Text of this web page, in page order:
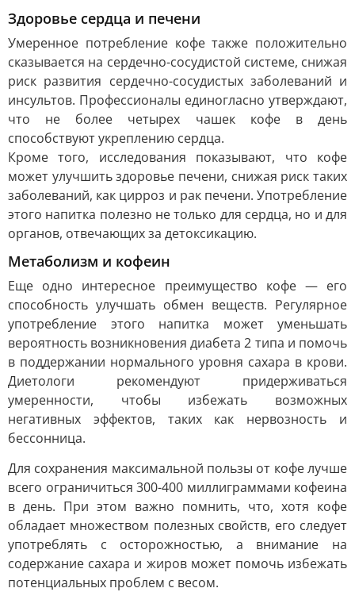
Здоровье сердца и печени
Умеренное потребление кофе также положительно
сказывается на сердечно-сосудистой системе, снижая
риск развития сердечно-сосудистых заболеваний и
инсультов. Профессионалы единогласно утверждают,
что не более четырех чашек кофе в день
способствуют укреплению сердца.
Кроме того, исследования показывают, что кофе
может улучшить здоровье печени, снижая риск таких
заболеваний, как цирроз и рак печени. Употребление
этого напитка полезно не только для сердца, но и для
органов, отвечающих за детоксикацию.
Метаболизм и кофеин
Еще одно интересное преимущество кофе — его
способность улучшать обмен веществ. Регулярное
употребление этого напитка может уменьшать
вероятность возникновения диабета 2 типа и помочь
в поддержании нормального уровня сахара в крови.
Диетологи рекомендуют придерживаться
умеренности, чтобы избежать возможных
негативных эффектов, таких как нервозность и
бессонница.
Для сохранения максимальной пользы от кофе лучше
всего ограничиться 300-400 миллиграммами кофеина
в день. При этом важно помнить, что, хотя кофе
обладает множеством полезных свойств, его следует
употреблять с осторожностью, а внимание на
содержание сахара и жиров может помочь избежать
потенциальных проблем с весом.